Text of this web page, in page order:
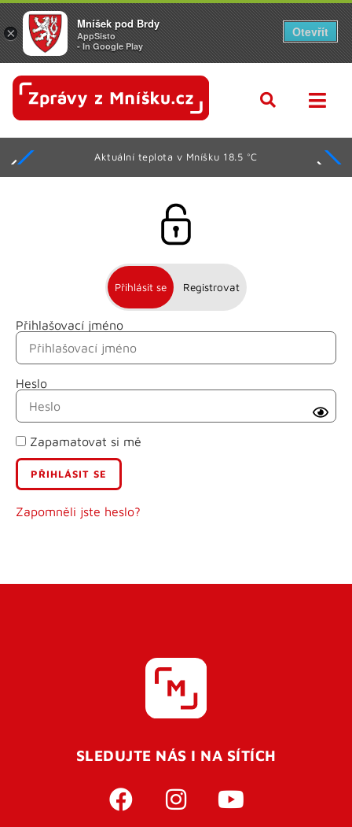
Aktuální teplota v Mníšku 18.5 °C
Přihlásit se Registrovat
Přihlašovací jméno
Heslo
Zapamatovat si mě
Zapomněli jste heslo?
Jméno
Příjmení
E-mail
Uživatelské jméno
Pro úspěšné dokončení registrace je potřeba
vaší e-mailovouadresu. Po úspěšném odeslání
SLEDUJTE NÁS I NA SÍTÍCH
×
Mníšek pod Brdy
AppSisto
- In Google Play
Otevřít